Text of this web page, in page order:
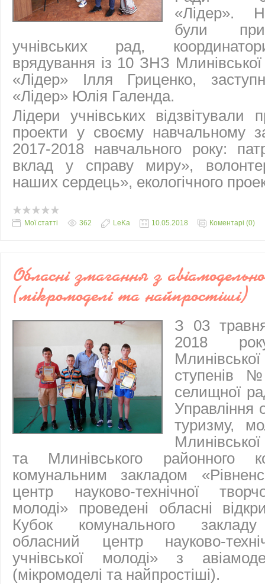
«Лідер».
були
учнівських рад,
врядування із 10 ЗНЗ
«Лідер» Ілля Гриценко,
«Лідер» Юлія Галенда.
Лідери учнівських відзвітували
проекти у своєму навчальному
2017-2018 навчального року:
вклад у справу миру»,
наших сердець», екологічного
Мої статті 362 LeKa 10.05.2018 Коментарі (0)
Обласні змагання з
(мікромоделі та найпростіші)
З 03
2018
ступенів
селищної
Управління
туризму,
та Млинівського районного
комунальним закладом
центр науково-технічної
молоді» проведені обласні
Кубок комунального закладу
обласний центр науково-
учнівської молоді» з
(мікромоделі та найпростіші).